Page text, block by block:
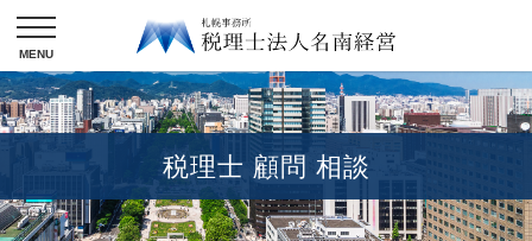
税理士 顧問 相談